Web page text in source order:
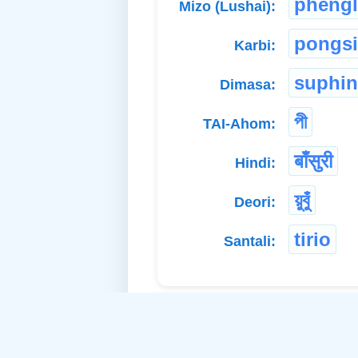
Mizo (Lushai):
Karbi: pongsi
Dimasa: suphin
TAI-Ahom: পী
Hindi: बाँसुरी
Deori: য়ুবুঁ
Santali: tirio